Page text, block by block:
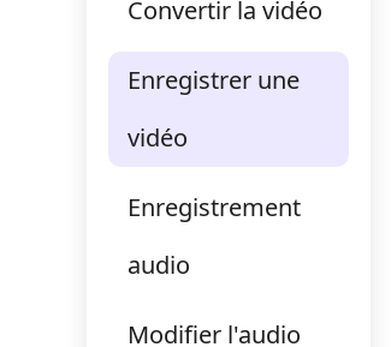
Convertir la vidéo
Enregistrer une
vidéo
Enregistrement
audio
Modifier l'audio